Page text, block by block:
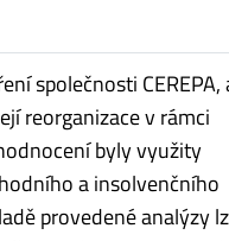
společnosti CEREPA,
reorganizace v rámci
byly využity
a insolvenčního
provedené analýzy